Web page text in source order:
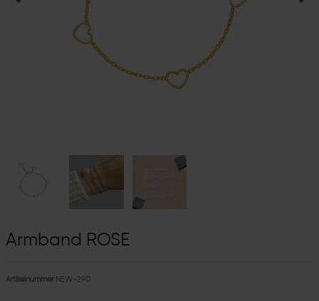
Armband ROSE
Artikelnummer NEW-290